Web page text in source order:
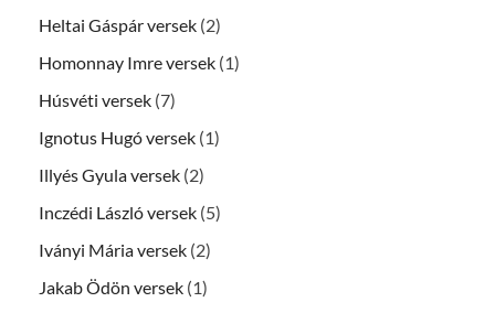
Heltai Gáspár versek (2)
Homonnay Imre versek (1)
Húsvéti versek (7)
Ignotus Hugó versek (1)
Illyés Gyula versek (2)
Inczédi László versek (5)
Iványi Mária versek (2)
Jakab Ödön versek (1)